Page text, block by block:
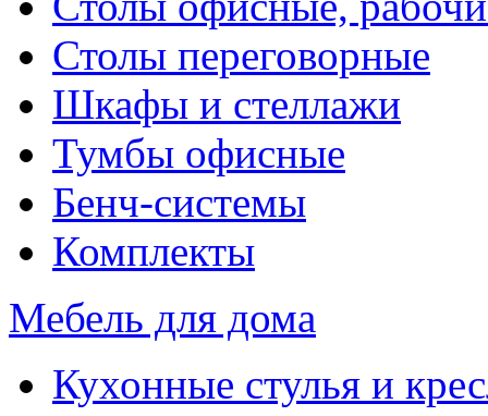
Столы переговорные
Шкафы и стеллажи
Тумбы офисные
Бенч-системы
Комплекты
Мебель для дома
Кухонные стулья и